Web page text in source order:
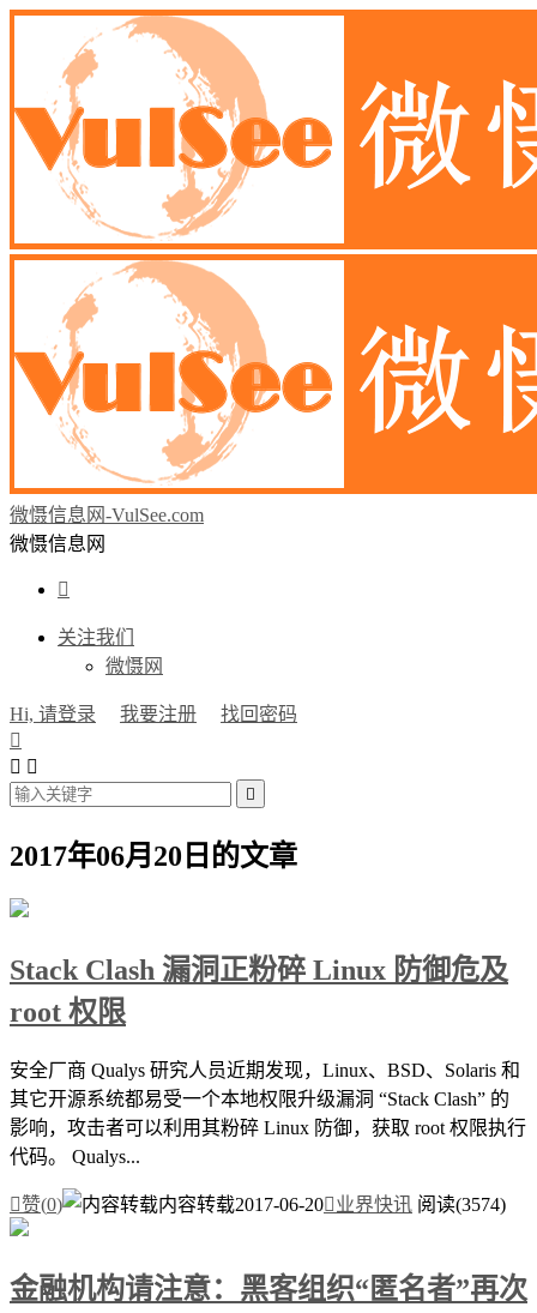
微慑信息网-VulSee.com
微慑信息网

关注我们
微慑网
Hi, 请登录 我要注册
找回密码

 

2017年06月20日的文章
Stack Clash 漏洞正粉碎 Linux 防御危及
root 权限
安全厂商 Qualys 研究人员近期发现，Linux、BSD、Solaris 和
其它开源系统都易受一个本地权限升级漏洞 “Stack Clash” 的
影响，攻击者可以利用其粉碎 Linux 防御，获取 root 权限执行
代码。 Qualys...
赞(0) 内容转载2017-06-20业界快讯 阅读(3574)
金融机构请注意：黑客组织“匿名者”再次